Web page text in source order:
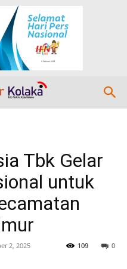
Tbk Gelar
untuk
2, 2025 0
109